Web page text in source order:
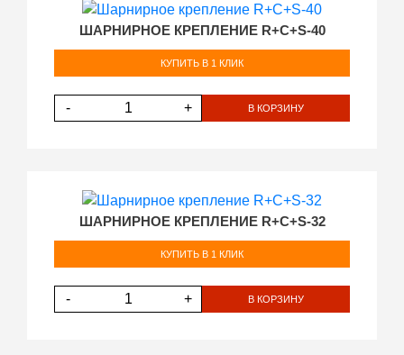
ШАРНИРНОЕ КРЕПЛЕНИЕ R+C+S-40
КУПИТЬ В 1 КЛИК
- + В КОРЗИНУ
ШАРНИРНОЕ КРЕПЛЕНИЕ R+C+S-32
КУПИТЬ В 1 КЛИК
- + В КОРЗИНУ